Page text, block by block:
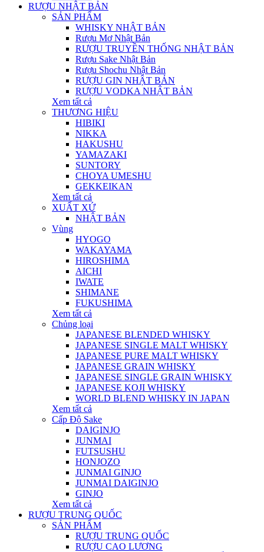
RƯỢU NHẬT BẢN
SẢN PHẨM
WHISKY NHẬT BẢN
Rượu Mơ Nhật Bản
RƯỢU TRUYỀN THỐNG NHẬT BẢN
Rượu Sake Nhật Bản
Rượu Shochu Nhật Bản
RƯỢU GIN NHẬT BẢN
RƯỢU VODKA NHẬT BẢN
Xem tất cả
THƯƠNG HIỆU
HIBIKI
NIKKA
HAKUSHU
YAMAZAKI
SUNTORY
CHOYA UMESHU
GEKKEIKAN
Xem tất cả
XUẤT XỨ
NHẬT BẢN
Vùng
HYOGO
WAKAYAMA
HIROSHIMA
AICHI
IWATE
SHIMANE
FUKUSHIMA
Xem tất cả
Chủng loại
JAPANESE BLENDED WHISKY
JAPANESE SINGLE MALT WHISKY
JAPANESE PURE MALT WHISKY
JAPANESE GRAIN WHISKY
JAPANESE SINGLE GRAIN WHISKY
JAPANESE KOJI WHISKY
WORLD BLEND WHISKY IN JAPAN
Xem tất cả
Cấp Độ Sake
DAIGINJO
JUNMAI
FUTSUSHU
HONJOZO
JUNMAI GINJO
JUNMAI DAIGINJO
GINJO
Xem tất cả
RƯỢU TRUNG QUỐC
SẢN PHẨM
RƯỢU TRUNG QUỐC
RƯỢU CAO LƯƠNG